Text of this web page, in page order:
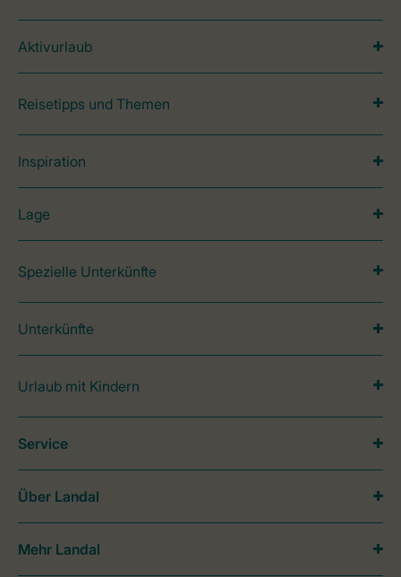
Aktivurlaub
Reisetipps und Themen
Inspiration
Lage
Spezielle Unterkünfte
Unterkünfte
Urlaub mit Kindern
Service
Über Landal
Mehr Landal